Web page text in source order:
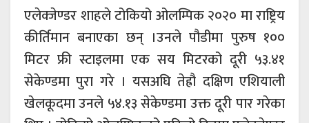
एलेक्जेण्डर शाहले टोकियो ओलम्पिक २०२० मा राष्ट्रिय
कीर्तिमान बनाएका छन् ।उनले पौडीमा पुरुष १००
मिटर फ्री स्टाइलमा एक सय मिटरको दूरी ५३.४१
सेकेण्डमा पुरा गरे । यसअघि तेह्रौ दक्षिण एशियाली
खेलकूदमा उनले ५४.१३ सेकेण्डमा उक्त दूरी पार गरेका